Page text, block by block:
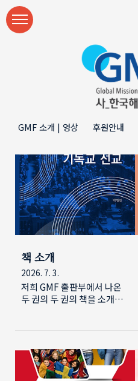
본문 바로가기
GMF 소개 | 영상 후원안내
책 소개
2026. 7. 3.
저희 GMF 출판부에서 나온
두 권의 두 권의 책을 소개합
사의 끝에서 바라본 기독교
선교'입니다.그 동안 논의 되
었던 선교에 관해 역사적 시